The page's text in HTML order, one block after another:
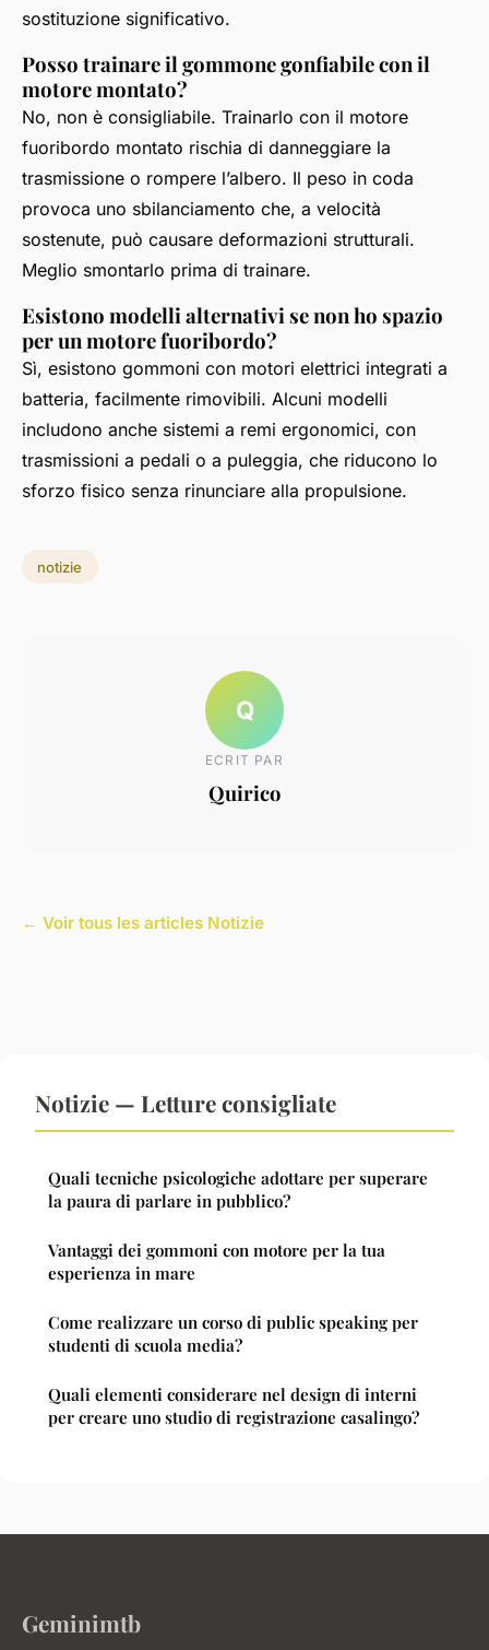
sostituzione significativo.
Posso trainare il gommone gonfiabile con il
motore montato?
No, non è consigliabile. Trainarlo con il motore
fuoribordo montato rischia di danneggiare la
trasmissione o rompere l’albero. Il peso in coda
provoca uno sbilanciamento che, a velocità
sostenute, può causare deformazioni strutturali.
Meglio smontarlo prima di trainare.
Esistono modelli alternativi se non ho spazio
per un motore fuoribordo?
Sì, esistono gommoni con motori elettrici integrati a
batteria, facilmente rimovibili. Alcuni modelli
includono anche sistemi a remi ergonomici, con
trasmissioni a pedali o a puleggia, che riducono lo
sforzo fisico senza rinunciare alla propulsione.
notizie
Q
ECRIT PAR
Quirico
← Voir tous les articles Notizie
Notizie — Letture consigliate
Quali tecniche psicologiche adottare per superare
la paura di parlare in pubblico?
Vantaggi dei gommoni con motore per la tua
esperienza in mare
Come realizzare un corso di public speaking per
studenti di scuola media?
Quali elementi considerare nel design di interni
per creare uno studio di registrazione casalingo?
Geminimtb